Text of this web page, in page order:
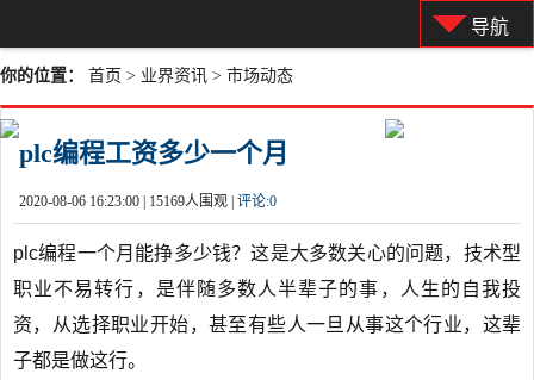
导航
你的位置： 首页 > 业界资讯 > 市场动态
plc编程工资多少一个月
2020-08-06 16:23:00 | 15169人围观 | 评论:0
plc编程一个月能挣多少钱？这是大多数关心的问题，技术型
职业不易转行，是伴随多数人半辈子的事，人生的自我投
资，从选择职业开始，甚至有些人一旦从事这个行业，这辈
子都是做这行。